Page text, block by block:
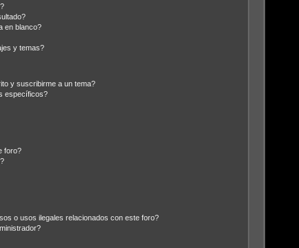
en blanco?
y temas?
y suscribirme a un tema?
específicos?
foro?
o usos ilegales relacionados con este foro?